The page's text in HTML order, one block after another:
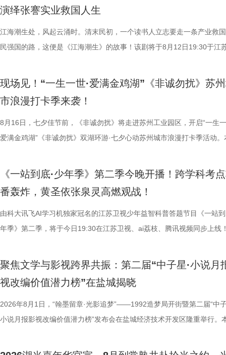
演绎张謇实业救国人生
江海潮生处，风起云涌时。清末民初，一个读书人立志要走一条产业救
民强国的路，这便是《江海潮生》的故事！该剧将于8月12日19:30于江
材文艺创作资助项目、 江苏省广播电视局精品扶持项目，《江海潮生》
份有限公司、中共南通市委宣传部共同出品，王鸥、杨立新、何冰、郝
衔主演（按姓氏笔画排序），打破传统历史叙事模式，精彩再现张謇波
的人生历程，引领观众在百年时光对望中，感受“士负国家之责”的爱国情
正剧框架 讲述一位“状元”的时代担当 甲午惊雷山河碎，状元弃
后就要挨打的现实，他毅然放弃功名仕途，回到家乡创办大生纱厂，以
业、兴教育、兴城市推动南通成为“中国近代第一城”，也推动了中国民族
的发展进程。 爱国、救国、报国，是张謇一生的追求。《江海
剧张强表示：“当国家和民族面临危亡，张謇决定走出一条不一样的路，
中国早期企业家兴办实业、产业救国从无到有的艰难过程，将张謇浓烈
情怀、富民理想和社会责任，凝练为“讲正气、走正道、能创新、敢担当”
神，力求为新时代企业家精神培育、中国式现代化建设等提供多重
张謇立足中华文化、拥抱时代潮流的开放精神。 在风云激荡的
现场见！“一生一世·爱满金鸡湖”《非诚勿扰》苏
市浪漫打卡季来袭！
8月16日，七夕佳节前，《非诚勿扰》将走进苏州工业园区，开启“一生
爱满金鸡湖”《非诚勿扰》双湖环游·七夕心动苏州城市浪漫打卡季活动。
《非诚勿扰》节目组联合苏州工业园区共同打造。活动全程将在《非诚
珏、孙嬿婉将携手《非诚勿扰》人气女嘉宾张程鑫、翟亚丽、肖宁宁、
组成“打卡团”阵容，带领多组情侣沿金鸡湖与独墅湖双湖动线，开启一场
觅缘之旅。 图片8.png 苏州是一座“双面绣”城市，一面是古典园林的吴
依托金鸡湖与独墅湖双湖水域联动，将幸福缘分与年轻婚恋相结合，绘
02、独墅湖月亮湾码头、飞翔雕塑、“苏州之眼”摩天轮、苏州当代美术
融天幕、月光码头九大地标，让参与者在移动中感受城市魅力，在互动
浪漫故事。 图片9.png 打卡之旅从中法爱墙结婚登记点启程，这里能同
02两座旅游驿站，在“婚拍友好驿站”和小木屋的治愈氛围中完成趣味挑
《一站到底·少年季》第二季今晚开播！跨学科考
番轰炸，黄圣依张泉灵高燃观战！
由科大讯飞AI学习机独家冠名的江苏卫视少年益智科普答题节目《一站到
年季》第二季，将于今日19:30在江苏卫视、ai荔枝、腾讯视频同步上线
量。首期赛场就将迎来二选一残酷对决，十位选手分为两支战队同台竞
而出？答案今晚揭晓！ PBL项目挑战开启！少年们直面多重考
较于第一季，本季赛制紧扣新课标要求和育人导向实现全方位升级，创
PBL项目挑战模式，模拟真实学习场景，让学习跳出纸面、落地实践，
加持、学科专家权威解读，以科学化、专业化教育力量赋能少年成长，
聚焦文学与影视跨界共振：第二届“中子星·小说月
视改编价值潜力榜”在盐城揭晓
2026年8月1日，“翰墨留章·光影追梦”——1992造梦局开街暨第二届“中
小说月报影视改编价值潜力榜”发布会在盐城经济技术开发区隆重举行。
化广电和旅游局、盐城经济技术开发区指导，江苏世纪新城投资控股集